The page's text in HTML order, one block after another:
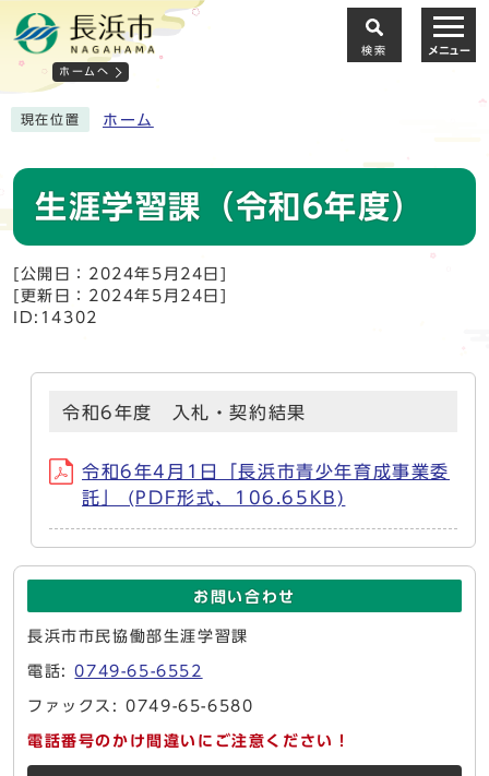
ホームへ
検索 メニュー
現在位置 ホーム
生涯学習課（令和6年度）
[公開日：2024年5月24日]
[更新日：2024年5月24日]
ID:14302
令和6年度 入札・契約結果
令和6年4月1日「長浜市青少年育成事業委
託」 (PDF形式、106.65KB)
お問い合わせ
長浜市市民協働部生涯学習課
電話:0749-65-6552
ファックス: 0749-65-6580
電話番号のかけ間違いにご注意ください！